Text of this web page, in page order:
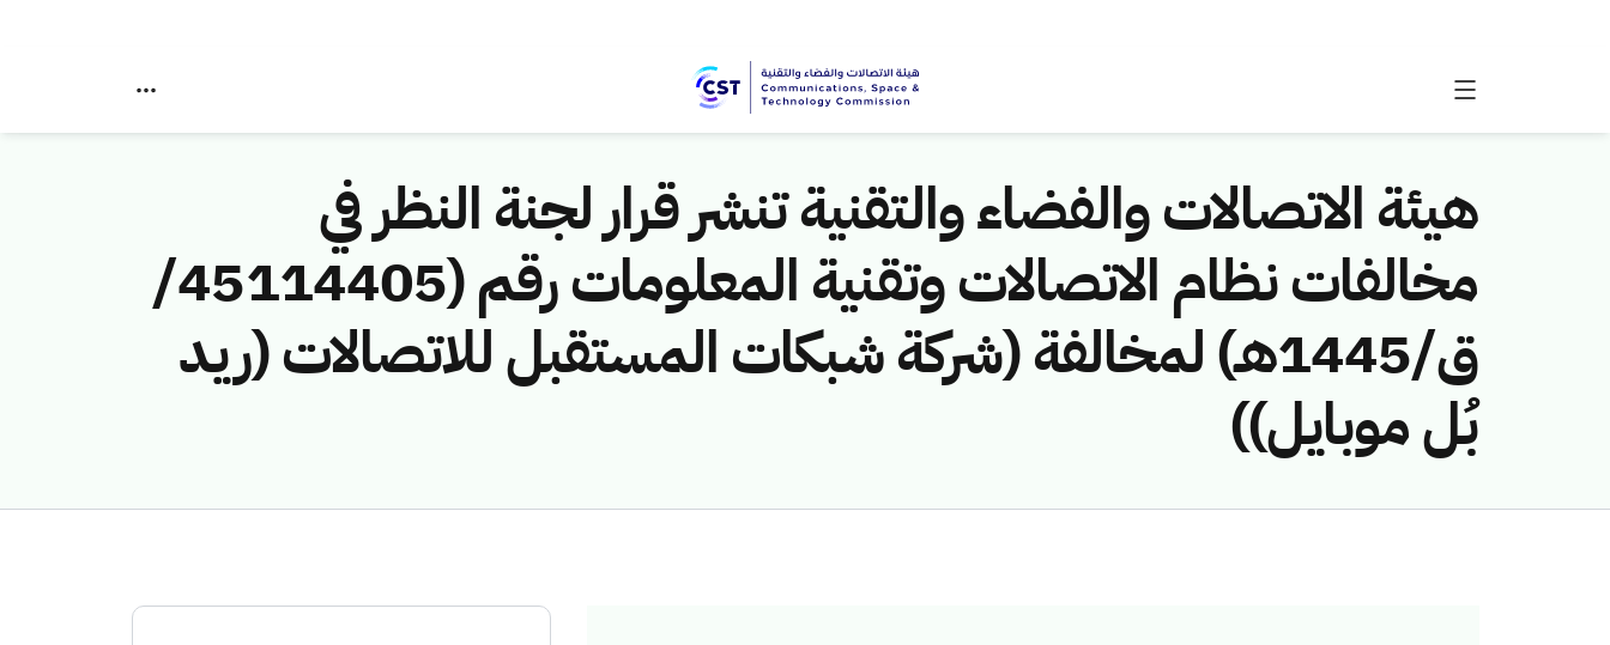
هيئة الاتصالات والفضاء والتقنية تنشر قرار لجنة النظر في
مخالفات نظام الاتصالات وتقنية المعلومات رقم (45114405/
ق/1445هـ) لمخالفة (شركة شبكات المستقبل للاتصالات (ريد
بُل موبايل))